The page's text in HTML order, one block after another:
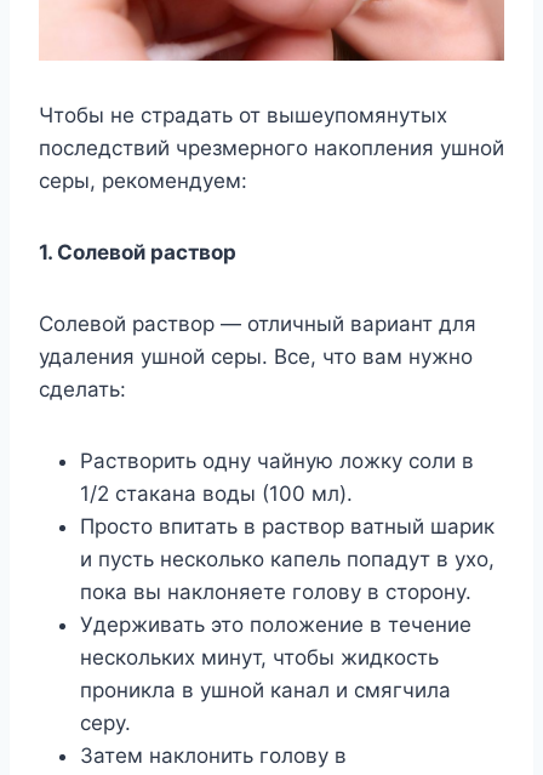
Чтобы не страдать от вышеупомянутых
последствий чрезмерного накопления ушной
серы, рекомендуем:
1. Солевой раствор
Солевой раствор — отличный вариант для
удаления ушной серы. Все, что вам нужно
сделать:
Растворить одну чайную ложку соли в
1/2 стакана воды (100 мл).
Просто впитать в раствор ватный шарик
и пусть несколько капель попадут в ухо,
пока вы наклоняете голову в сторону.
Удерживать это положение в течение
нескольких минут, чтобы жидкость
проникла в ушной канал и смягчила
серу.
Затем наклонить голову в